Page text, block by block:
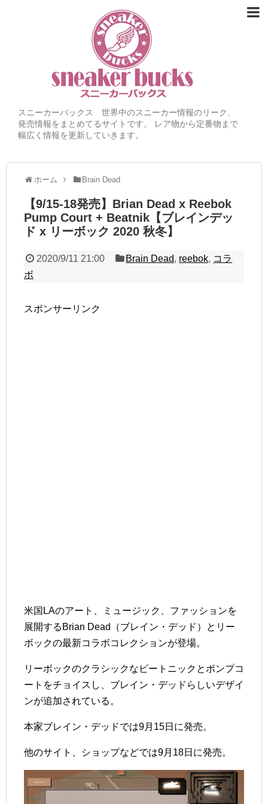
スニーカーバックス 世界中のスニーカー情報のリーク、
発売情報をまとめてるサイトです。 レア物から定番物まで
幅広く情報を更新していきます。
ホーム Brain Dead
【9/15-18発売】Brian Dead x Reebok
Pump Court + Beatnik【ブレインデッ
ド x リーボック 2020 秋冬】
2020/9/11 21:00 Brain Dead, reebok, コラ
ボ
スポンサーリンク
米国LAのアート、ミュージック、ファッションを
展開するBrian Dead（ブレイン・デッド）とリー
ボックの最新コラボコレクションが登場。
リーボックのクラシックなビートニックとポンプコ
ートをチョイスし、ブレイン・デッドらしいデザイ
ンが追加されている。
本家ブレイン・デッドでは9月15日に発売。
他のサイト、ショップなどでは9月18日に発売。